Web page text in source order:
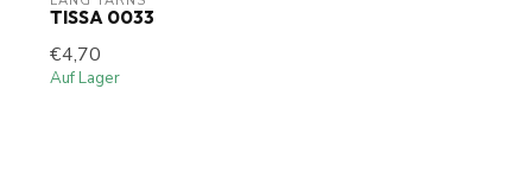
TISSA 0033
€4,70
Auf Lager